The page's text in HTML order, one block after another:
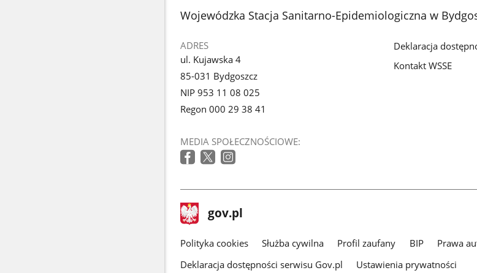
galerii.
galerii.
galerii.
stopka
Wojewódzka Stacja Sanitarno-Epidemiologiczna w
ADRES
ul. Kujawska 4
85-031 Bydgoszcz
NIP 953 11 08 025
Regon 000 29 38 41
MEDIA SPOŁECZNOŚCIOWE:
Deklaracja
Kontakt WSSE
stopka
gov.pl Strona
gov.pl
gov.pl
Polityka cookies Służba cywilna Profil zaufany BIP Prawa
Deklaracja dostępności serwisu Gov.pl
Ustawienia prywatności